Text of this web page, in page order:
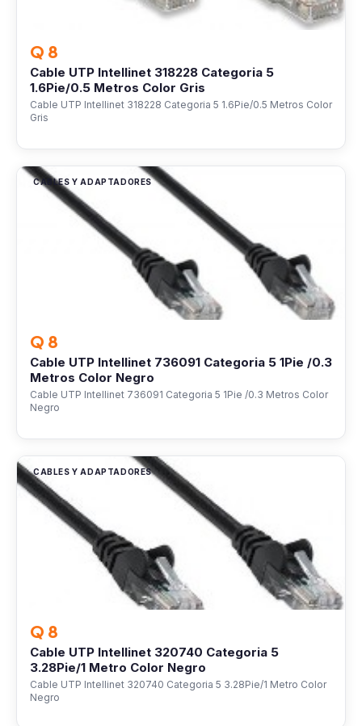
Q 8
Cable UTP Intellinet 318228 Categoria 5
1.6Pie/0.5 Metros Color Gris
Cable UTP Intellinet 318228 Categoria 5 1.6Pie/0.5 Metros Color
Gris
CABLES Y ADAPTADORES
Q 8
Cable UTP Intellinet 736091 Categoria 5 1Pie /0.3
Metros Color Negro
Cable UTP Intellinet 736091 Categoria 5 1Pie /0.3 Metros Color
Negro
CABLES Y ADAPTADORES
Q 8
Cable UTP Intellinet 320740 Categoria 5
3.28Pie/1 Metro Color Negro
Cable UTP Intellinet 320740 Categoria 5 3.28Pie/1 Metro Color
Negro